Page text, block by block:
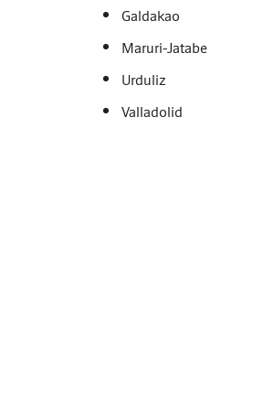
Galdakao
Maruri-Jatabe
Urduliz
Valladolid